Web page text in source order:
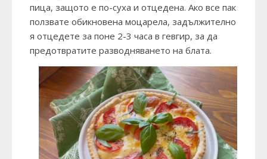
пица, защото е по-суха и отцедена. Ако все пак
ползвате обикновена моцарела, задължително
я отцедете за поне 2-3 часа в гевгир, за да
предотвратите разводняването на блата.